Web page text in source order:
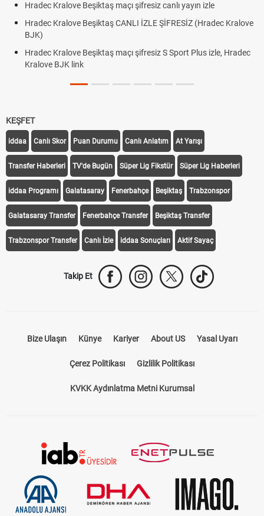
canlı yayın izle
ŞİFRESİZ (Hradec Kralove
S Sport Plus izle, Hradec
Hradec Kralove - Beşiktaş maçı
KEŞFET
iddaa Canlı Skor Puan Durumu Canlı Anlatım At Yarışı
Transfer Haberleri TV'de Bugün Süper Lig Fikstür Süper Lig Haberleri
iddaa Programı Galatasaray Fenerbahçe Beşiktaş Trabzonspor
Galatasaray Transfer Fenerbahçe Transfer Beşiktaş Transfer
Trabzonspor Transfer Canlı İzle iddaa Sonuçları Aktif Sayaç
Takip Et
Bize Ulaşın Künye Kariyer About US Yasal Uyarı
Çerez Politikası Gizlilik Politikası
KVKK Aydınlatma Metni Kurumsal